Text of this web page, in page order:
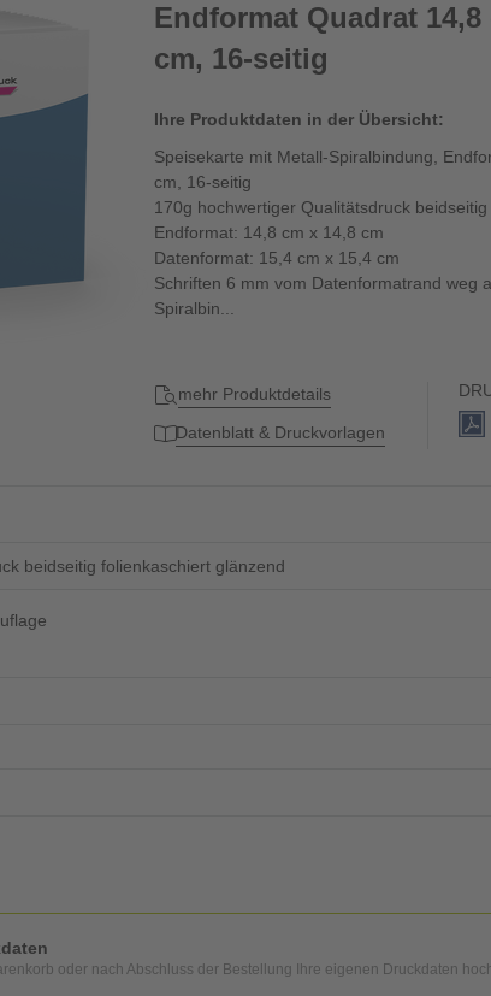
Endformat Quadrat 14,8
cm, 16-seitig
Ihre Produktdaten in der Übersicht:
Speisekarte mit Metall-Spiralbindung,
cm, 16-seitig
170g hochwertiger Qualitätsdruck
Endformat: 14,8 cm x 14,8 cm
Datenformat: 15,4 cm x 15,4 cm
Schriften 6 mm vom Datenformatrand weg
Spiralbin...
mehr Produktdetails
Datenblatt & Druckvorlagen
beidseitig folienkaschiert glänzend
oder nach Abschluss der Bestellung Ihre eigenen Druckdaten